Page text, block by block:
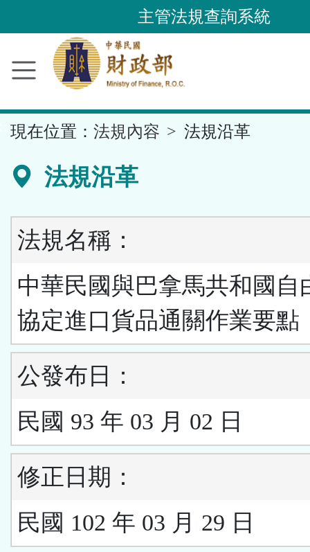
到
要
容
區
主管法規查詢系統
現在位置： 法規內容 法規沿革
法規沿革
法規名稱：
中華民國與巴拿馬共和國自
協定進口貨品通關作業要點
公發布日：
民國 93 年 03 月 02 日
修正日期：
民國 102 年 03 月 29 日